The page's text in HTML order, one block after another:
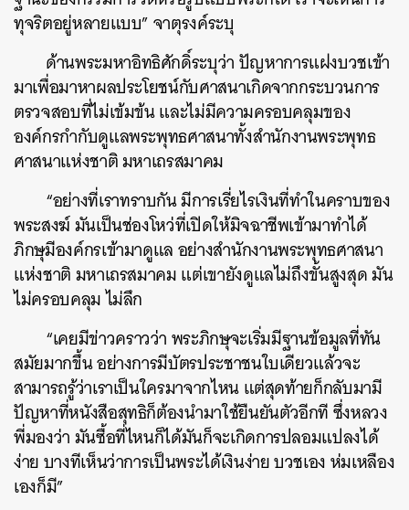
ทุจริตอยู่หลายแบบ” จาตุรงค์ระบุ
ด้านพระมหาอิทธิศักดิ์ระบุว่า ปัญหาการแฝงบวชเข้า
มาเพื่อมาหาผลประโยชน์กับศาสนาเกิดจากกระบวนการ
ตรวจสอบที่ไม่เข้มข้น และไม่มีความครอบคลุมของ
องค์กรกำกับดูแลพระพุทธศาสนาทั้งสำนักงานพระพุทธ
ศาสนาแห่งชาติ มหาเถรสมาคม
“อย่างที่เราทราบกัน มีการเรี่ยไรเงินที่ทำในคราบของ
พระสงฆ์ มันเป็นช่องโหว่ที่เปิดให้มิจฉาชีพเข้ามาทำได้
ภิกษุมีองค์กรเข้ามาดูแล อย่างสำนักงานพระพุทธศาสนา
แห่งชาติ มหาเถรสมาคม แต่เขายังดูแลไม่ถึงขั้นสูงสุด มัน
ไม่ครอบคลุม ไม่ลึก
“เคยมีข่าวคราวว่า พระภิกษุจะเริ่มมีฐานข้อมูลที่ทัน
สมัยมากขึ้น อย่างการมีบัตรประชาชนใบเดียวแล้วจะ
สามารถรู้ว่าเราเป็นใครมาจากไหน แต่สุดท้ายก็กลับมามี
ปัญหาที่หนังสือสุทธิก็ต้องนำมาใช้ยืนยันตัวอีกที ซึ่งหลวง
พี่มองว่า มันซื้อที่ไหนก็ได้มันก็จะเกิดการปลอมแปลงได้
ง่าย บางทีเห็นว่าการเป็นพระได้เงินง่าย บวชเอง ห่มเหลือง
เองก็มี”